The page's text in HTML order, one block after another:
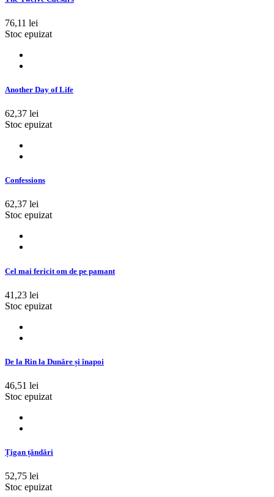
76,11 lei
Stoc epuizat
Another Day of Life
62,37 lei
Stoc epuizat
Confessions
62,37 lei
Stoc epuizat
Cel mai fericit om de pe pamant
41,23 lei
Stoc epuizat
De la Rin la Dunăre și înapoi
46,51 lei
Stoc epuizat
Țigan țăndări
52,75 lei
Stoc epuizat